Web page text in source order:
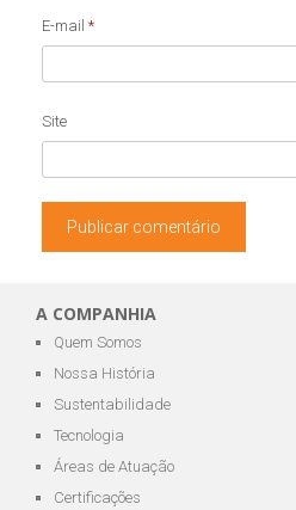
E-mail *
Site
A COMPANHIA
Quem Somos
Nossa História
Sustentabilidade
Tecnologia
Áreas de Atuação
Certificações